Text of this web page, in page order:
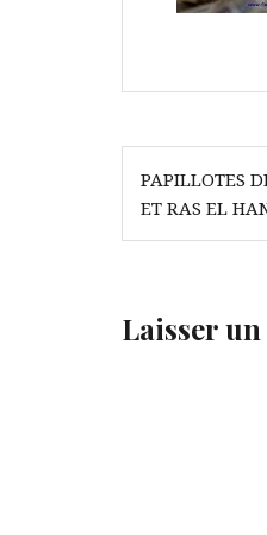
de
l’article
PAPILLOTES
ET RAS EL
Laisser